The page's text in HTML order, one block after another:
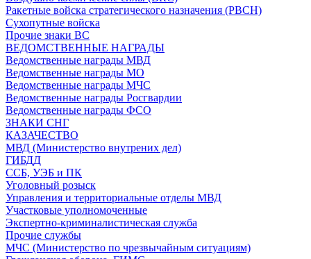
Ракетные войска стратегического назначения (РВСН)
Сухопутные войска
Прочие знаки ВС
ВЕДОМСТВЕННЫЕ НАГРАДЫ
Ведомственные награды МВД
Ведомственные награды МО
Ведомственные награды МЧС
Ведомственные награды Росгвардии
Ведомственные награды ФСО
ЗНАКИ СНГ
КАЗАЧЕСТВО
МВД (Министерство внутрених дел)
ГИБДД
ССБ, УЭБ и ПК
Уголовный розыск
Управления и территориальные отделы МВД
Участковые уполномоченные
Экспертно-криминалистическая служба
Прочие службы
МЧС (Министерство по чрезвычайным ситуациям)